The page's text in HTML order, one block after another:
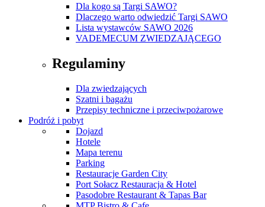
Dla kogo są Targi SAWO?
Dlaczego warto odwiedzić Targi SAWO
Lista wystawców SAWO 2026
VADEMECUM ZWIEDZAJĄCEGO
Regulaminy
Dla zwiedzających
Szatni i bagażu
Przepisy techniczne i przeciwpożarowe
Podróż i pobyt
Dojazd
Hotele
Mapa terenu
Parking
Restauracje Garden City
Port Sołacz Restauracja & Hotel
Pasodobre Restaurant & Tapas Bar